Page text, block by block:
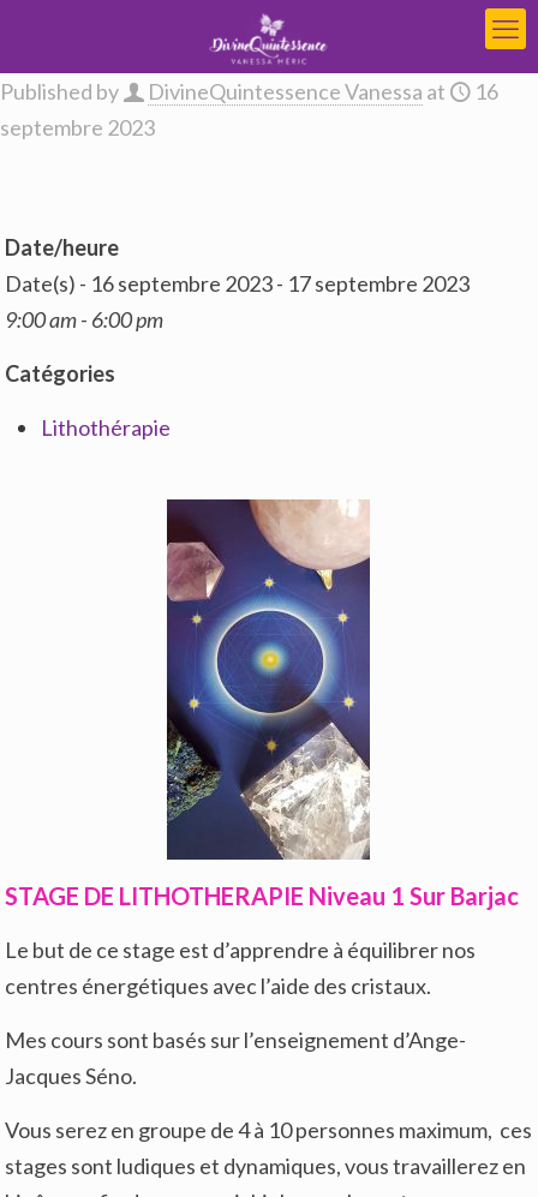
Published by DivineQuintessence Vanessa at
16
septembre 2023
Date/heure
Date(s) - 16 septembre 2023 - 17 septembre 2023
9:00 am - 6:00 pm
Catégories
Lithothérapie
STAGE DE LITHOTHERAPIE Niveau 1 Sur Barjac
Le but de ce stage est d’apprendre à équilibrer nos
centres énergétiques avec l’aide des cristaux.
Mes cours sont basés sur l’enseignement d’Ange-
Jacques Séno.
Vous serez en groupe de 4 à 10 personnes maximum, ces
stages sont ludiques et dynamiques, vous travaillerez en